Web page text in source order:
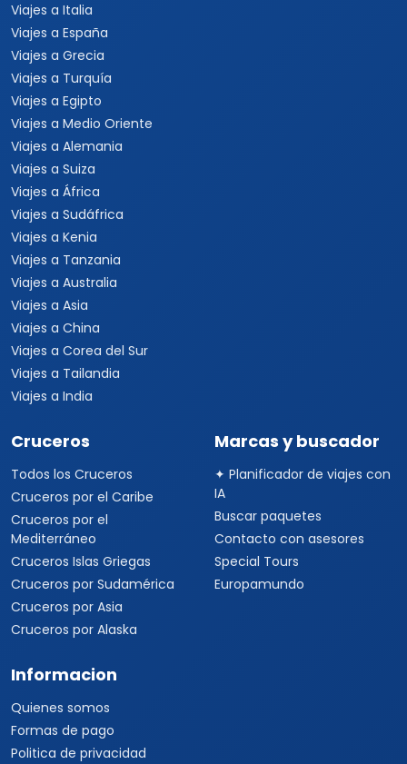
Viajes a Italia
Viajes a España
Viajes a Grecia
Viajes a Turquía
Viajes a Egipto
Viajes a Medio Oriente
Viajes a Alemania
Viajes a Suiza
Viajes a África
Viajes a Sudáfrica
Viajes a Kenia
Viajes a Tanzania
Viajes a Australia
Viajes a Asia
Viajes a China
Viajes a Corea del Sur
Viajes a Tailandia
Viajes a India
Cruceros
Todos los Cruceros
Cruceros por el Caribe
Cruceros por el
Mediterráneo
Cruceros Islas Griegas
Cruceros por Sudamérica
Cruceros por Asia
Cruceros por Alaska
Marcas y buscador
✦ Planificador de viajes con
IA
Buscar paquetes
Contacto con asesores
Special Tours
Europamundo
Informacion
Quienes somos
Formas de pago
Politica de privacidad